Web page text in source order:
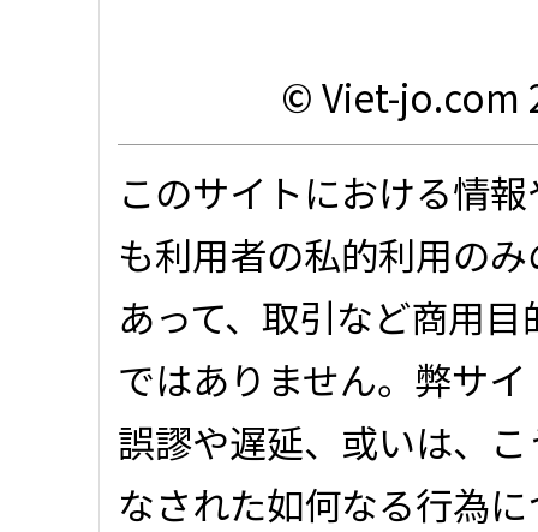
© Viet-jo.com
このサイトにおける情
も利用者の私的利用の
あって、取引など商用
ではありません。弊サ
誤謬や遅延、或いは、
なされた如何なる行為